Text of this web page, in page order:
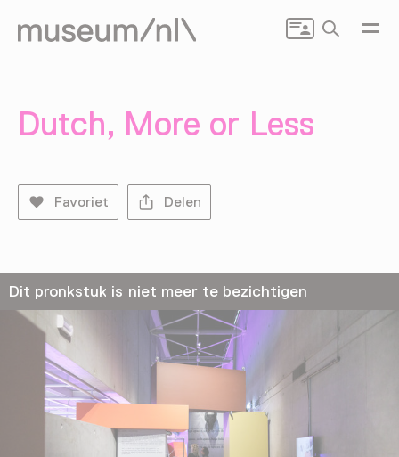
Zoeken
Dutch, More or Less
Favoriet Delen
Dit pronkstuk is niet meer te bezichtigen